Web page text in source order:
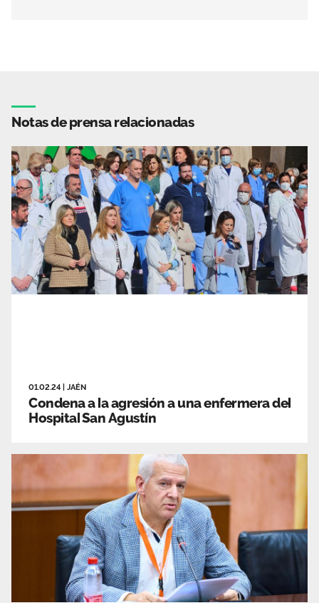
Notas de prensa relacionadas
01.02.24 JAÉN
Condena a la agresión a una enfermera del
Hospital San Agustín